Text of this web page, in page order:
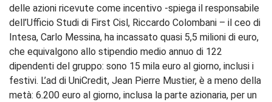
delle azioni ricevute come incentivo -spiega il responsabile
dell’Ufficio Studi di First Cisl, Riccardo Colombani – il ceo di
Intesa, Carlo Messina, ha incassato quasi 5,5 milioni di euro,
che equivalgono allo stipendio medio annuo di 122
dipendenti del gruppo: sono 15 mila euro al giorno, inclusi i
festivi. L’ad di UniCredit, Jean Pierre Mustier, è a meno della
metà: 6.200 euro al giorno, inclusa la parte azionaria, per un